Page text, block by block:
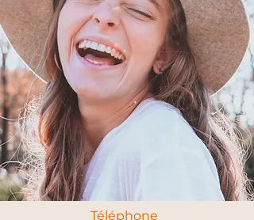
Téléphone